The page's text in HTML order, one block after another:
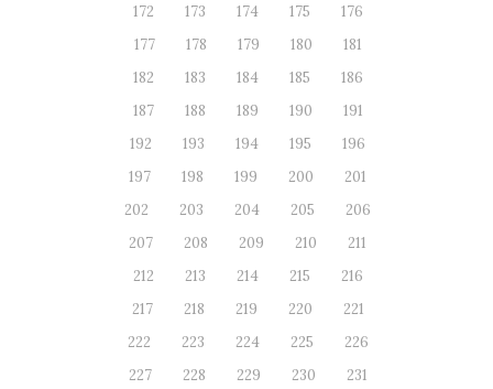
172
173 174 175
176
177
178 179 180
181
182
183 184 185
186
187
188 189 190
191
192
193 194 195
196
197
198 199 200
201
202
203 204 205
206
207
208 209 210
211
212
213 214 215
216
217
218 219 220
221
222
223 224 225
226
227
228 229 230
231